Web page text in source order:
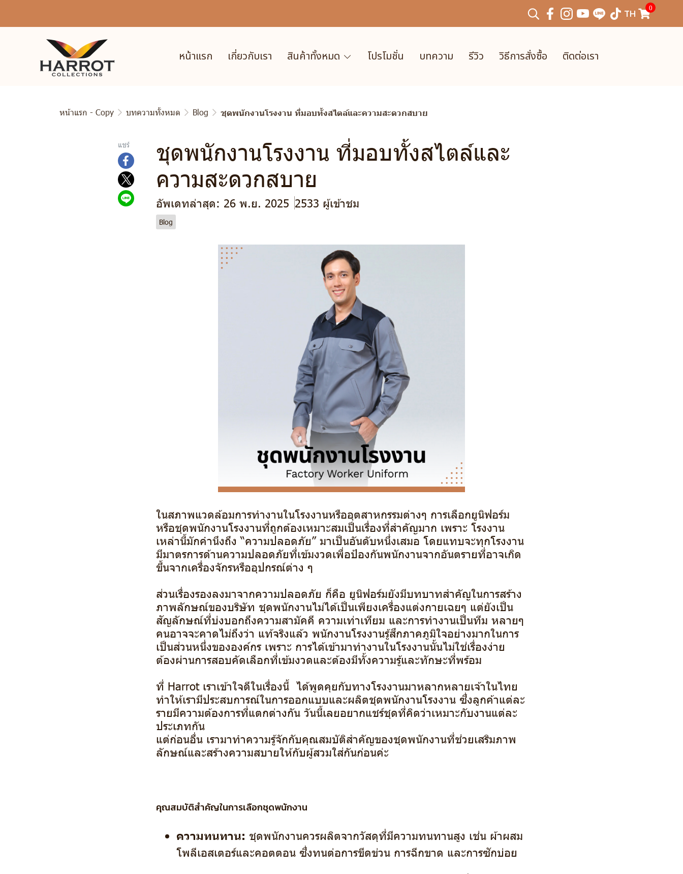
TH 0
หน้าแรก เกี่ยวกับเรา สินค้าทั้งหมด โปรโมชั่น บทความ รีวิว วิธีการสั่งซื้อ ติดต่อเรา
หน้าแรก - Copy บทความทั้งหมด Blog ชุดพนักงานโรงงาน ที่มอบทั้งสไตล์และความสะดวกสบาย
แชร์
ชุดพนักงานโรงงาน ที่มอบทั้งสไตล์และ
ความสะดวกสบาย
อัพเดทล่าสุด: 26 พ.ย. 2025 2533 ผู้เข้าชม
Blog
ในสภาพแวดล้อมการทำงานในโรงงานหรืออุตสาหกรรมต่างๆ การเลือกยูนิฟอร์ม
หรือชุดพนักงานโรงงานที่ถูกต้องเหมาะสมเป็นเรื่องที่สำคัญมาก เพราะ โรงงาน
เหล่านี้มักคำนึงถึง “ความปลอดภัย” มาเป็นอันดับหนึ่งเสมอ โดยแทบจะทุกโรงงาน
มีมาตรการด้านความปลอดภัยที่เข้มงวดเพื่อป้องกันพนักงานจากอันตรายที่อาจเกิด
ขึ้นจากเครื่องจักรหรืออุปกรณ์ต่าง ๆ
ส่วนเรื่องรองลงมาจากความปลอดภัย ก็คือ ยูนิฟอร์มยังมีบทบาทสำคัญในการสร้าง
ภาพลักษณ์ของบริษัท ชุดพนักงานไม่ได้เป็นเพียงเครื่องแต่งกายเฉยๆ แต่ยังเป็น
สัญลักษณ์ที่บ่งบอกถึงความสามัคคี ความเท่าเทียม และการทำงานเป็นทีม หลายๆ
คนอาจจะคาดไม่ถึงว่า แท้จริงแล้ว พนักงานโรงงานรู้สึกภาคภูมิใจอย่างมากในการ
เป็นส่วนหนึ่งขององค์กร เพราะ การได้เข้ามาทำงานในโรงงานนั้นไม่ใช่เรื่องง่าย
ต้องผ่านการสอบคัดเลือกที่เข้มงวดและต้องมีทั้งความรู้และทักษะที่พร้อม
ที่ Harrot เราเข้าใจดีในเรื่องนี้ ได้พูดคุยกับทางโรงงานมาหลากหลายเจ้าในไทย
ทำให้เรามีประสบการณ์ในการออกแบบและผลิตชุดพนักงานโรงงาน ซึ่งลูกค้าแต่ละ
รายมีความต้องการที่แตกต่างกัน วันนี้เลยอยากแชร์ชุดที่คิดว่าเหมาะกับงานแต่ละ
ประเภทกัน
แต่ก่อนอื่น เรามาทำความรู้จักกับคุณสมบัติสำคัญของชุดพนักงานที่ช่วยเสริมภาพ
ลักษณ์และสร้างความสบายให้กับผู้สวมใส่กันก่อนค่ะ
คุณสมบัติสำคัญในการเลือกชุดพนักงาน
ความทนทาน: ชุดพนักงานควรผลิตจากวัสดุที่มีความทนทานสูง เช่น ผ้าผสม
โพลีเอสเตอร์และคอตตอน ซึ่งทนต่อการขีดข่วน การฉีกขาด และการซักบ่อย